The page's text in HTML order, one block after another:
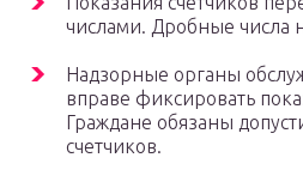
числами. Дробные числа
Надзорные органы
вправе фиксировать
Граждане обязаны
счетчиков.